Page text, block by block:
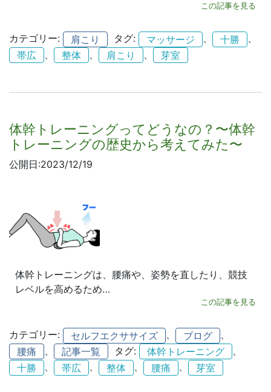
この記事を見る
カテゴリー: 肩こり タグ: マッサージ 十勝
帯広
整体 肩こり 芽室
体幹トレーニングってどうなの？〜体幹
トレーニングの歴史から考えてみた〜
公開日:2023/12/19
体幹トレーニングは、腰痛や、姿勢を直したり、競技
レベルを高めるため…
この記事を見る
カテゴリー: セルフエクササイズ 、 ブログ
、
腰痛
記事一覧 タグ: 体幹トレーニング
十勝
、 帯広 、 整体 、 腰痛 、 芽室